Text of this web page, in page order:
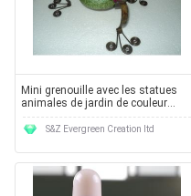
Mini grenouille avec les statues
animales de jardin de couleur
verte pour des jouets pour enfants
S&Z Evergreen Creation ltd